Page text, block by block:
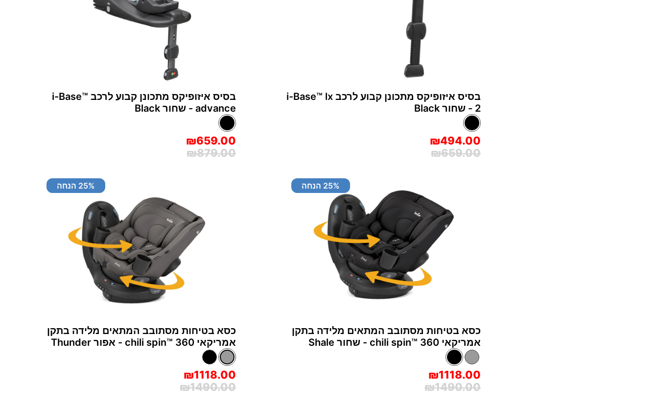
בסיס איזופיקס מתכונן קבוע לרכב i-Base™‎ lx
2 - שחור Black
₪494.00
₪659.00
בסיס איזופיקס מתכונן קבוע לרכב i-Base™‎
advance - שחור Black
₪659.00
₪879.00
25% הנחה
כסא בטיחות מסתובב המתאים מלידה בתקן
אמריקאי chili spin™‎ 360 - שחור Shale
₪1118.00
₪1490.00
25% הנחה
כסא בטיחות מסתובב המתאים מלידה בתקן
אמריקאי chili spin™‎ 360 - אפור Thunder
₪1118.00
₪1490.00